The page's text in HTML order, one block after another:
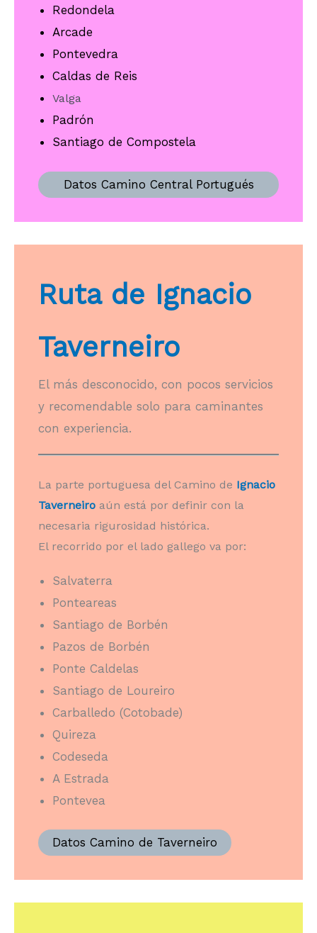
Redondela
Arcade
Pontevedra
Caldas de Reis
Valga
Padrón
Santiago de Compostela
Datos Camino Central Portugués
Ruta de Ignacio
Taverneiro
El más desconocido, con pocos servicios
y recomendable solo para caminantes
con experiencia.
La parte portuguesa del Camino de Ignacio
Taverneiro aún está por definir con la
necesaria rigurosidad histórica.
El recorrido por el lado gallego va por:
Salvaterra
Ponteareas
Santiago de Borbén
Pazos de Borbén
Ponte Caldelas
Santiago de Loureiro
Carballedo (Cotobade)
Quireza
Codeseda
A Estrada
Pontevea
Datos Camino de Taverneiro